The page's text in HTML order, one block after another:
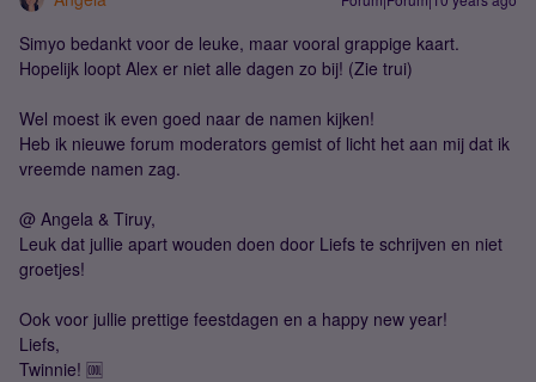
Simyo bedankt voor de leuke, maar vooral grappige kaart.
Hopelijk loopt Alex er niet alle dagen zo bij! (Zie trui)
Wel moest ik even goed naar de namen kijken!
Heb ik nieuwe forum moderators gemist of licht het aan mij dat ik
vreemde namen zag.
@ Angela & Tiruy,
Leuk dat jullie apart wouden doen door Liefs te schrijven en niet
groetjes!
Ook voor jullie prettige feestdagen en a happy new year!
Liefs,
Twinnie! 🆒